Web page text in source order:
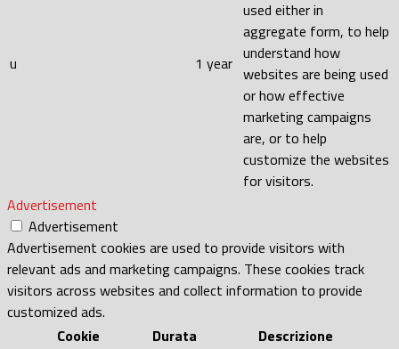
u 1 year
used either in
aggregate form, to help
understand how
websites are being used
or how effective
marketing campaigns
are, or to help
customize the websites
for visitors.
Advertisement
Advertisement
Advertisement cookies are used to provide visitors with
relevant ads and marketing campaigns. These cookies track
visitors across websites and collect information to provide
customized ads.
Cookie
Durata Descrizione